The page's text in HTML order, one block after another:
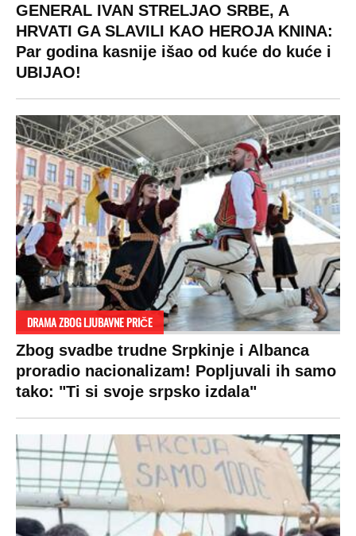
GENERAL IVAN STRELJAO SRBE, A
HRVATI GA SLAVILI KAO HEROJA KNINA:
Par godina kasnije išao od kuće do kuće i
UBIJAO!
DRAMA ZBOG LJUBAVNE PRIČE
Zbog svadbe trudne Srpkinje i Albanca
proradio nacionalizam! Popljuvali ih samo
tako: "Ti si svoje srpsko izdala"